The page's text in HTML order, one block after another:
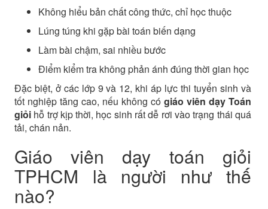
Không hiểu bản chất công thức, chỉ học thuộc
Lúng túng khi gặp bài toán biến dạng
Làm bài chậm, sai nhiều bước
Điểm kiểm tra không phản ánh đúng thời gian học
Đặc biệt, ở các lớp 9 và 12, khi áp lực thi tuyển sinh và
tốt nghiệp tăng cao, nếu không có giáo viên dạy Toán
giỏihỗ trợ kịp thời, học sinh rất dễ rơi vào trạng thái quá
tải, chán nản.
Giáo viên dạy toán giỏi
TPHCM là người như thế
nào?